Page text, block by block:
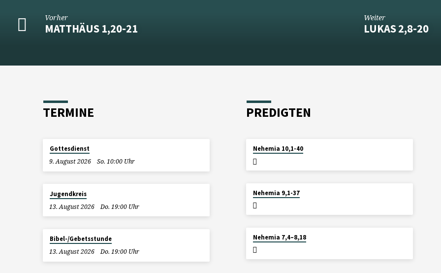
Vorher
MATTHÄUS 1,20-21
Weiter
LUKAS 2,8-20
TERMINE
Gottesdienst
9. August 2026
So. 10:00 Uhr
Jugendkreis
13. August 2026
Do. 19:00 Uhr
Bibel-/Gebetsstunde
13. August 2026
Do. 19:00 Uhr
PREDIGTEN
Nehemia 10,1-40
Nehemia 9,1-37
Nehemia 7,4–8,18